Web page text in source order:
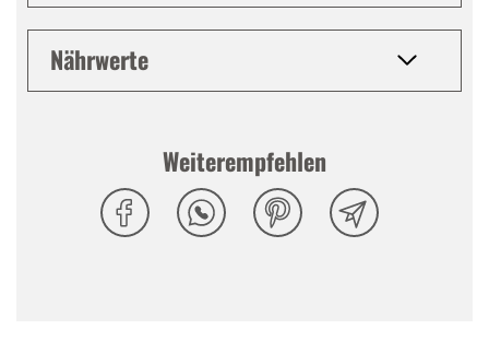
Tasting Notes
Nase: Fenchel, Kümmel sowie herbale Noten und
Anis
Kümmel sowie herbale Noten sind gut eingebunden,
die betonte Anisnote rundet alles harmonisch ab.
Vielschichtig, anhaltend
Nährwerte
Weiterempfehlen